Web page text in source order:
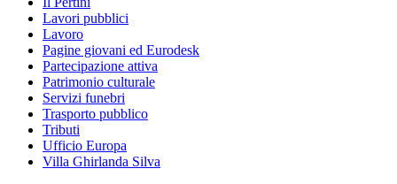
Lavori pubblici
Lavoro
Pagine giovani ed Eurodesk
Partecipazione attiva
Patrimonio culturale
Servizi funebri
Trasporto pubblico
Tributi
Ufficio Europa
Villa Ghirlanda Silva